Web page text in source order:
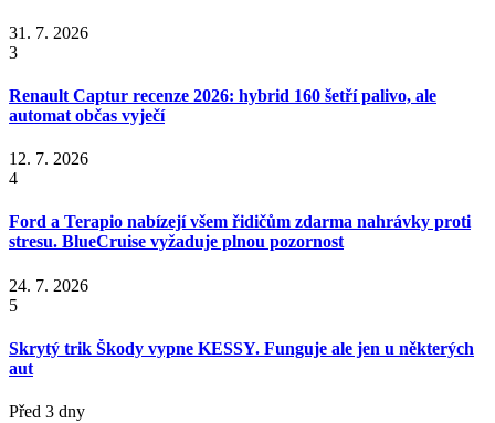
31. 7. 2026
3
Renault Captur recenze 2026: hybrid 160 šetří palivo, ale
automat občas vyječí
12. 7. 2026
4
Ford a Terapio nabízejí všem řidičům zdarma nahrávky proti
stresu. BlueCruise vyžaduje plnou pozornost
24. 7. 2026
5
Skrytý trik Škody vypne KESSY. Funguje ale jen u některých
aut
Před 3 dny